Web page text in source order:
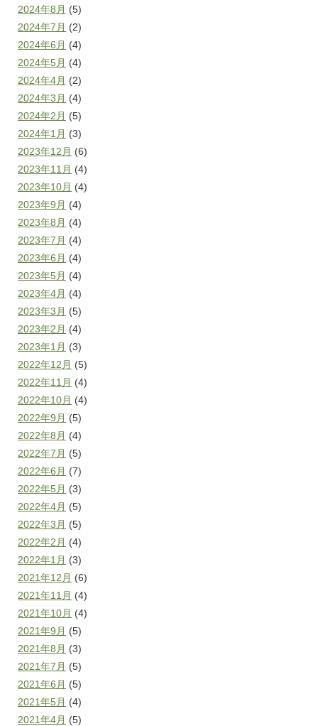
2024年8月 (5)
2024年7月 (2)
2024年6月 (4)
2024年5月 (4)
2024年4月 (2)
2024年3月 (4)
2024年2月 (5)
2024年1月 (3)
2023年12月 (6)
2023年11月 (4)
2023年10月 (4)
2023年9月 (4)
2023年8月 (4)
2023年7月 (4)
2023年6月 (4)
2023年5月 (4)
2023年4月 (4)
2023年3月 (5)
2023年2月 (4)
2023年1月 (3)
2022年12月 (5)
2022年11月 (4)
2022年10月 (4)
2022年9月 (5)
2022年8月 (4)
2022年7月 (5)
2022年6月 (7)
2022年5月 (3)
2022年4月 (5)
2022年3月 (5)
2022年2月 (4)
2022年1月 (3)
2021年12月 (6)
2021年11月 (4)
2021年10月 (4)
2021年9月 (5)
2021年8月 (3)
2021年7月 (5)
2021年6月 (5)
2021年5月 (4)
2021年4月 (5)